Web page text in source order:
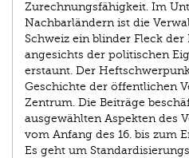
Zurechnungsfähigkeit. Im
Nachbarländern ist die
Schweiz ein blinder Fleck
angesichts der politischen
erstaunt. Der
Geschichte der öffentlichen
Zentrum. Die Beiträge
ausgewählten Aspekten des
vom Anfang des 16. bis zum
Es geht um